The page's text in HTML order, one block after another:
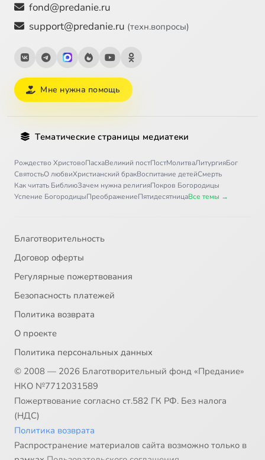
fond@predanie.ru
support@predanie.ru (техн.вопросы)
Мне нужна помощь
Тематические страницы медиатеки
Рождество ХристовоПасхаВеликий постПостМолитваЛитургияБог
СвятостьО любвиХристианский бракВоспитание детейСмерть
Как читать БиблиюЗачем нужна религияПокров Богородицы
Успение БогородицыПреображениеПятидесятницаВсе темы →
Благотворительность
Договор оферты
Регулярные пожертвования
Безопасность платежей
Политика возврата
О проекте
Политика персональных данных
© 2008 — 2026 Благотворительный фонд «Предание»
НКО №7712031589
Пожертвование согласно ст.582 ГК РФ. Без налога
(НДС)
Политика возврата
Распространение материалов сайта возможно только в